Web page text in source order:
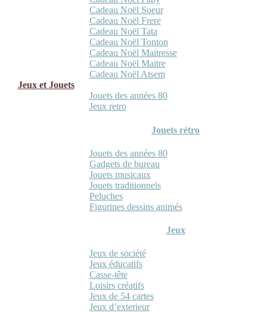
Cadeau Noël Soeur
Cadeau Noël Frere
Cadeau Noël Tata
Cadeau Noël Tonton
Cadeau Noël Maitresse
Cadeau Noël Maitre
Cadeau Noël Atsem
Jeux et Jouets
Jouets des années 80
Jeux retro
Jouets rétro
Jouets des années 80
Gadgets de bureau
Jouets musicaux
Jouets traditionnels
Peluches
Figurines dessins animés
Jeux
Jeux de société
Jeux éducatifs
Casse-tête
Loisirs créatifs
Jeux de 54 cartes
Jeux d’exterieur